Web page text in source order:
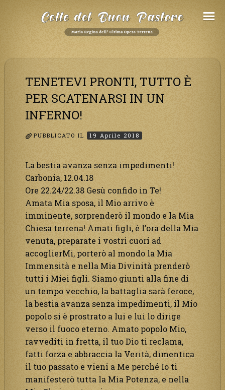
TENETEVI PRONTI, TUTTO È
PER SCATENARSI IN UN
INFERNO!
PUBBLICATO IL 19 Aprile 2018
La bestia avanza senza impedimenti!
Carbonia, 12.04.18
Ore 22.24/22.38 Gesù confido in Te!
Amata Mia sposa, il Mio arrivo è
imminente, sorprenderò il mondo e la Mia
Chiesa terrena! Amati figli, è l’ora della Mia
venuta, preparate i vostri cuori ad
accoglierMi, porterò al mondo la Mia
Immensità e nella Mia Divinità prenderò
tutti i Miei figli. Siamo giunti alla fine di
un tempo vecchio, la battaglia sarà feroce,
la bestia avanza senza impedimenti, il Mio
popolo si è prostrato a lui e lui lo dirige
verso il fuoco eterno. Amato popolo Mio,
ravvediti in fretta, il tuo Dio ti reclama,
fatti forza e abbraccia la Verità, dimentica
il tuo passato e vieni a Me perché Io ti
manifesterò tutta la Mia Potenza, e nella